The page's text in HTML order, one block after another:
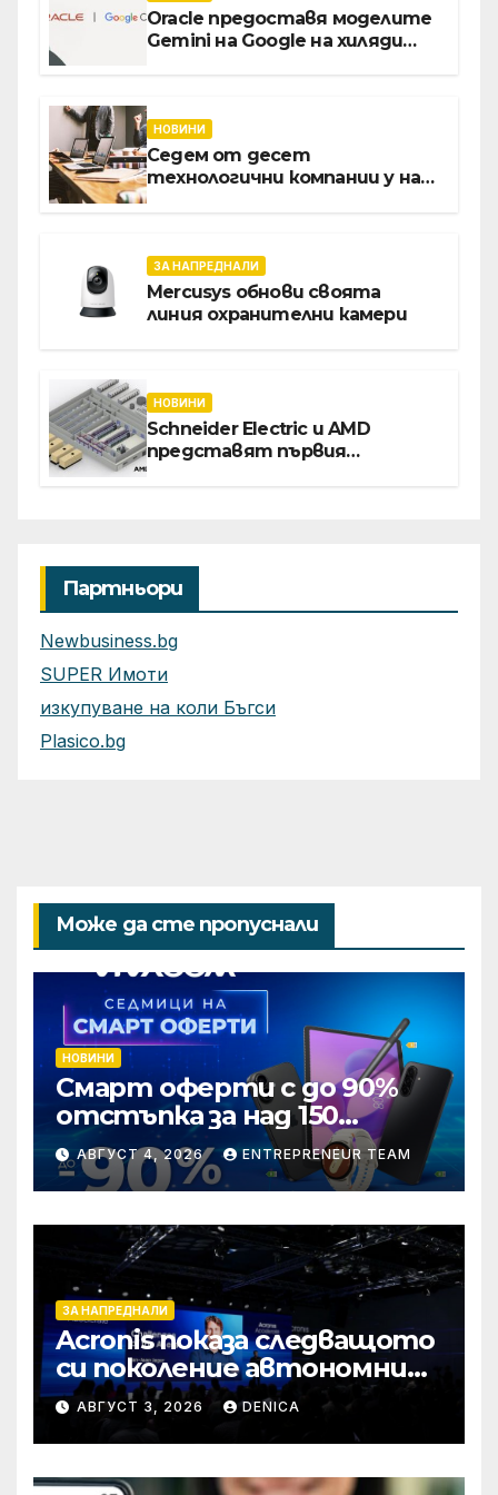
Oracle предоставя моделите
Gemini на Google на хиляди
НОВИНИ
Седем от десет
технологични компании у нас
ЗА НАПРЕДНАЛИ
Mercusys обнови своята
линия охранителни камери
НОВИНИ
Schneider Electric и AMD
представят първия
Партньори
Newbusiness.bg
SUPER Имоти
изкупуване на коли Бъгси
Plasico.bg
Може да сте пропуснали
НОВИНИ
Смарт оферти с до 90%
отстъпка за над 150
устройства от Vivacom
през август
АВГУСТ 4, 2026 ENTREPRENEUR TEAM
ЗА НАПРЕДНАЛИ
Acronis показа следващото
си поколение автономни
услуги
АВГУСТ 3, 2026 DENICA